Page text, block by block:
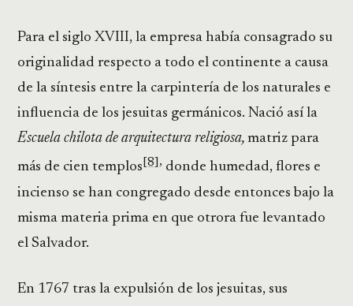
Para el siglo XVIII, la empresa había consagrado su
originalidad respecto a todo el continente a causa
de la síntesis entre la carpintería de los naturales e
influencia de los jesuitas germánicos. Nació así la
Escuela chilota de arquitectura religiosa,matriz para
más de cien templos [8] , donde humedad, flores e
incienso se han congregado desde entonces bajo la
misma materia prima en que otrora fue levantado
el Salvador.
En 1767 tras la expulsión de los jesuitas, sus